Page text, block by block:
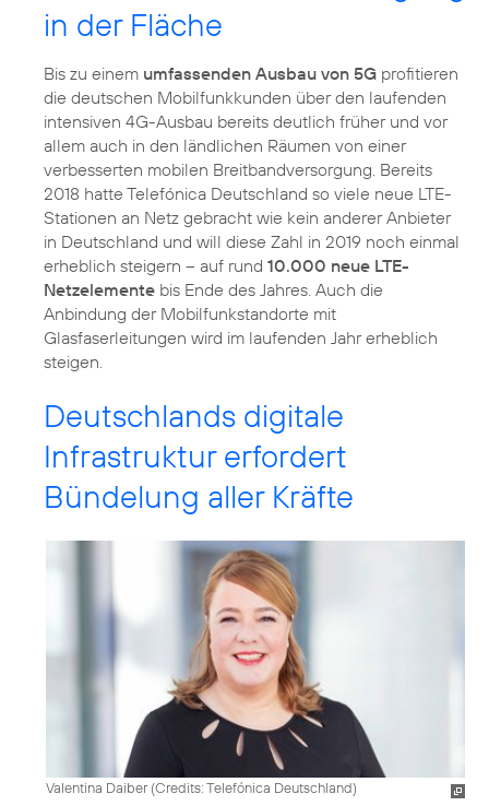
in der Fläche
Bis zu einem umfassenden Ausbau von 5G profitieren
die deutschen Mobilfunkkunden über den laufenden
intensiven 4G-Ausbau bereits deutlich früher und vor
allem auch in den ländlichen Räumen von einer
verbesserten mobilen Breitbandversorgung. Bereits
2018 hatte Telefónica Deutschland so viele neue LTE-
Stationen an Netz gebracht wie kein anderer Anbieter
in Deutschland und will diese Zahl in 2019 noch einmal
erheblich steigern – auf rund 10.000 neue LTE-
Netzelemente bis Ende des Jahres. Auch die
Anbindung der Mobilfunkstandorte mit
Glasfaserleitungen wird im laufenden Jahr erheblich
steigen.
Deutschlands digitale
Infrastruktur erfordert
Bündelung aller Kräfte
Valentina Daiber (Credits: Telefónica Deutschland)